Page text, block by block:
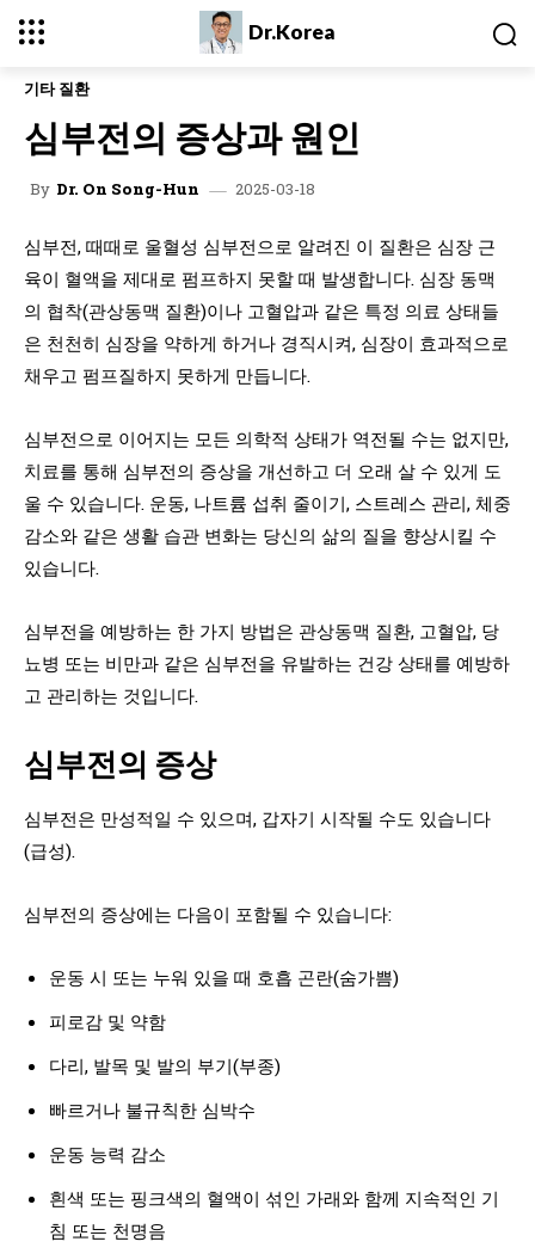
Dr.Korea
기타 질환
심부전의 증상과 원인
By Dr. On Song-Hun 2025-03-18
심부전, 때때로 울혈성 심부전으로 알려진 이 질환은 심장 근
육이 혈액을 제대로 펌프하지 못할 때 발생합니다. 심장 동맥
의 협착(관상동맥 질환)이나 고혈압과 같은 특정 의료 상태들
은 천천히 심장을 약하게 하거나 경직시켜, 심장이 효과적으로
채우고 펌프질하지 못하게 만듭니다.
심부전으로 이어지는 모든 의학적 상태가 역전될 수는 없지만,
치료를 통해 심부전의 증상을 개선하고 더 오래 살 수 있게 도
울 수 있습니다. 운동, 나트륨 섭취 줄이기, 스트레스 관리, 체중
감소와 같은 생활 습관 변화는 당신의 삶의 질을 향상시킬 수
있습니다.
심부전을 예방하는 한 가지 방법은 관상동맥 질환, 고혈압, 당
뇨병 또는 비만과 같은 심부전을 유발하는 건강 상태를 예방하
고 관리하는 것입니다.
심부전의 증상
심부전은 만성적일 수 있으며, 갑자기 시작될 수도 있습니다
(급성).
심부전의 증상에는 다음이 포함될 수 있습니다:
운동 시 또는 누워 있을 때 호흡 곤란(숨가쁨)
피로감 및 약함
다리, 발목 및 발의 부기(부종)
빠르거나 불규칙한 심박수
운동 능력 감소
흰색 또는 핑크색의 혈액이 섞인 가래와 함께 지속적인 기
침 또는 천명음